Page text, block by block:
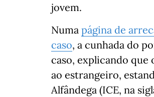
jovem.
Numa página de
caso, a cunhada do
caso, explicando que
ao estrangeiro,
Alfândega (ICE, na